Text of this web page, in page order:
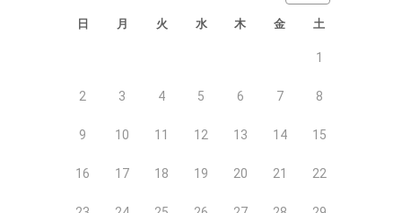
日 月 火 水 木 金 土
1
2 3 4 5 6 7 8
9 10 11 12 13 14 15
16 17 18 19 20 21 22